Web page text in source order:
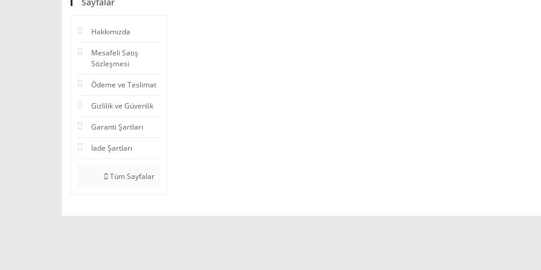
Sayfalar
Hakkımızda
Mesafeli Satış
Sözleşmesi
Ödeme ve Teslimat
Gizlilik ve Güvenlik
Garanti Şartları
İade Şartları
Tüm Sayfalar